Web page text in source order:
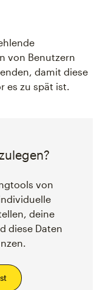
von Benutzern
damit diese
es zu spät ist.
von
deine
diese Daten